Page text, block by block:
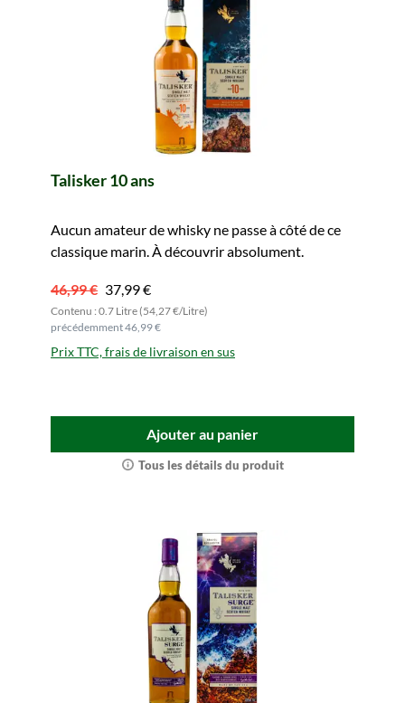
Talisker 10 ans
Aucun amateur de whisky ne passe à côté de ce
classique marin. À découvrir absolument.
46,99 € 37,99 €
Contenu : 0.7 Litre (54,27 €/Litre)
précédemment 46,99 €
Prix TTC, frais de livraison en sus
Ajouter au panier
Tous les détails du produit